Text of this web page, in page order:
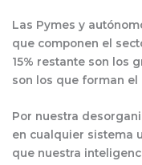
Las Pymes y
que componen el
15% restante son los
son los que forman
Por nuestra
en cualquier sistema
que nuestra